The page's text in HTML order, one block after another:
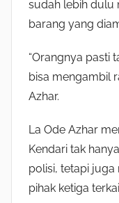
sudah lebih dulu
barang yang
“Orangnya pasti
bisa mengambil
Azhar.
La Ode Azhar
Kendari tak
polisi, tetapi
pihak ketiga